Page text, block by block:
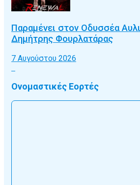
Παραμένει στον Οδυσσέα
Δημήτρης Φουρλατάρας
7 Αυγούστου 2026
Ονομαστικές Εορτές